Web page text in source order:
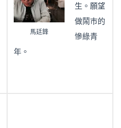
馬廷鋒
生。願望
做鬧巿的
慘綠青
年。